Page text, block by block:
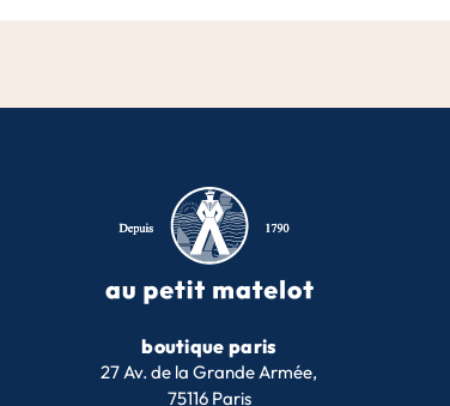
boutique paris
27 Av. de la Grande Armée,
75116 Paris